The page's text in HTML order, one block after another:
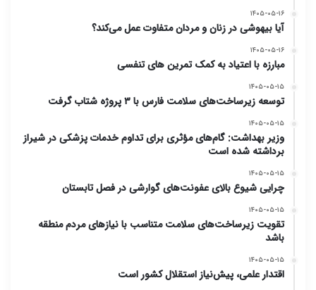
۱۴۰۵-۰۵-۱۶
آیا بیهوشی در زنان و مردان متفاوت عمل می‌کند؟
۱۴۰۵-۰۵-۱۶
مبارزه با اعتیاد به کمک تمرین های تنفسی
۱۴۰۵-۰۵-۱۵
توسعه زیرساخت‌های سلامت فارس با ۳ پروژه شتاب گرفت
۱۴۰۵-۰۵-۱۵
وزیر بهداشت: گام‌های مؤثری برای تداوم خدمات پزشکی در شیراز
برداشته شده است
۱۴۰۵-۰۵-۱۵
چرایی شیوع بالای عفونت‌های گوارشی در فصل تابستان
۱۴۰۵-۰۵-۱۵
تقویت زیرساخت‌های سلامت متناسب با نیازهای مردم منطقه
باشد
۱۴۰۵-۰۵-۱۵
اقتدار علمی، پیش‌نیاز استقلال کشور است